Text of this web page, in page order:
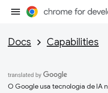
Docs Capabilities
O Google usa tecnologia de IA